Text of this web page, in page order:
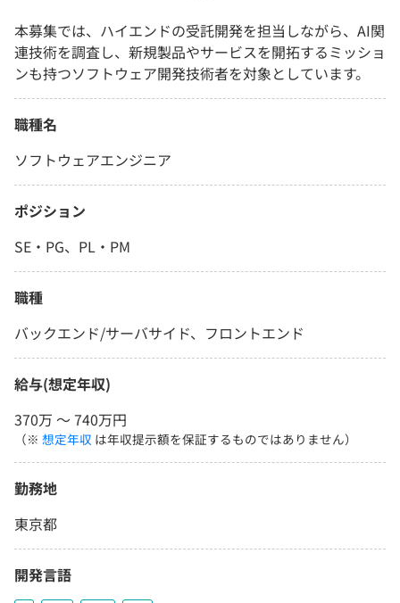
本募集では、ハイエンドの受託開発を担当しながら、AI関
連技術を調査し、新規製品やサービスを開拓するミッショ
ンも持つソフトウェア開発技術者を対象としています。
職種名
ソフトウェアエンジニア
ポジション
SE・PG、PL・PM
職種
バックエンド/サーバサイド、フロントエンド
給与(想定年収)
370万 〜 740万円
（※ 想定年収 は年収提示額を保証するものではありません）
勤務地
東京都
開発言語